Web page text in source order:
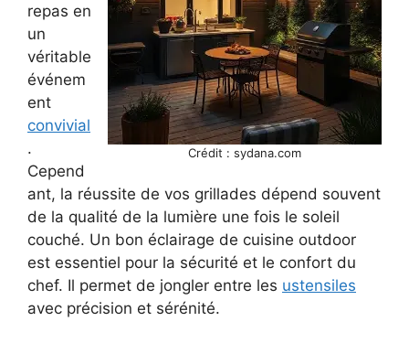
Crédit : sydana.com
repas en
un
véritable
événem
ent
convivial
.
Cepend
ant, la réussite de vos grillades dépend souvent
de la qualité de la lumière une fois le soleil
couché. Un bon éclairage de cuisine outdoor
est essentiel pour la sécurité et le confort du
chef. Il permet de jongler entre les ustensiles
avec précision et sérénité.